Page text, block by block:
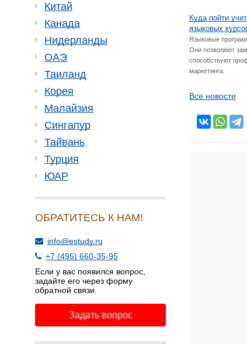
Китай
Канада
Нидерланды
ОАЭ
Таиланд
Корея
Малайзия
Сингапур
Тайвань
Турция
ЮАР
ОБРАТИТЕСЬ К НАМ!
info@estudy.ru
+7 (495) 660-35-95
Если у вас появился вопрос,
задайте его через форму
обратной связи.
Задать вопрос
Куда пойти
языковых
Языковые
Они позволяют
способствуют
маркетинга.
Все новости